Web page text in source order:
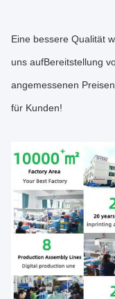
Eine bessere Qualität
uns aufBereitstellung
angemessenen
für Kunden!